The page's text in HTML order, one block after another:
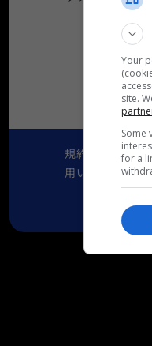
規約およびプラ
用いただけませ
Your
site.
Some
for a